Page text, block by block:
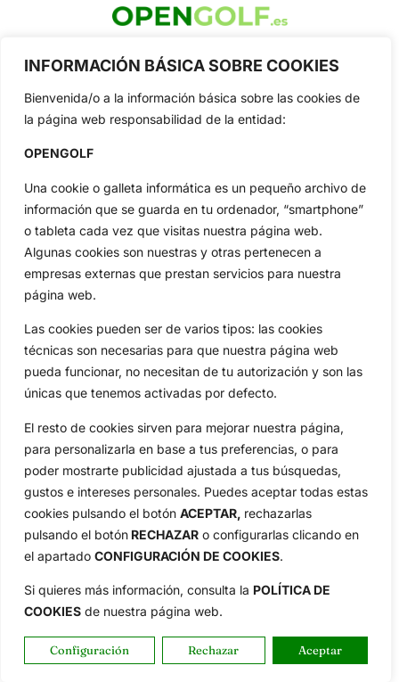
INFORMACIÓN BÁSICA SOBRE COOKIES
Bienvenida/o a la información básica sobre las cookies de
la página web responsabilidad de la entidad:
OPENGOLF
Una cookie o galleta informática es un pequeño archivo de
información que se guarda en tu ordenador, “smartphone”
o tableta cada vez que visitas nuestra página web.
Algunas cookies son nuestras y otras pertenecen a
empresas externas que prestan servicios para nuestra
página web.
Las cookies pueden ser de varios tipos: las cookies
técnicas son necesarias para que nuestra página web
pueda funcionar, no necesitan de tu autorización y son las
únicas que tenemos activadas por defecto.
El resto de cookies sirven para mejorar nuestra página,
para personalizarla en base a tus preferencias, o para
poder mostrarte publicidad ajustada a tus búsquedas,
gustos e intereses personales. Puedes aceptar todas estas
cookies pulsando el botón ACEPTAR, rechazarlas
pulsando el botón RECHAZAR o configurarlas clicando en
el apartado CONFIGURACIÓN DE COOKIES.
Si quieres más información, consulta la POLÍTICA DE
COOKIES de nuestra página web.
Configuración Rechazar Aceptar
profesional y amateur, resultados en directo, vídeos, noticias,
Tour...
Categorias
Inicio
Amateurs
Circuitos
Especiales
Reglas
Vídeos
De Interés
Compañía
Aviso Legal
Política de Privacidad
Política de Cookies
Publicidad
Newsletters
Copyright © 2025 OpenGolf | Diseño por TecnoQuatre